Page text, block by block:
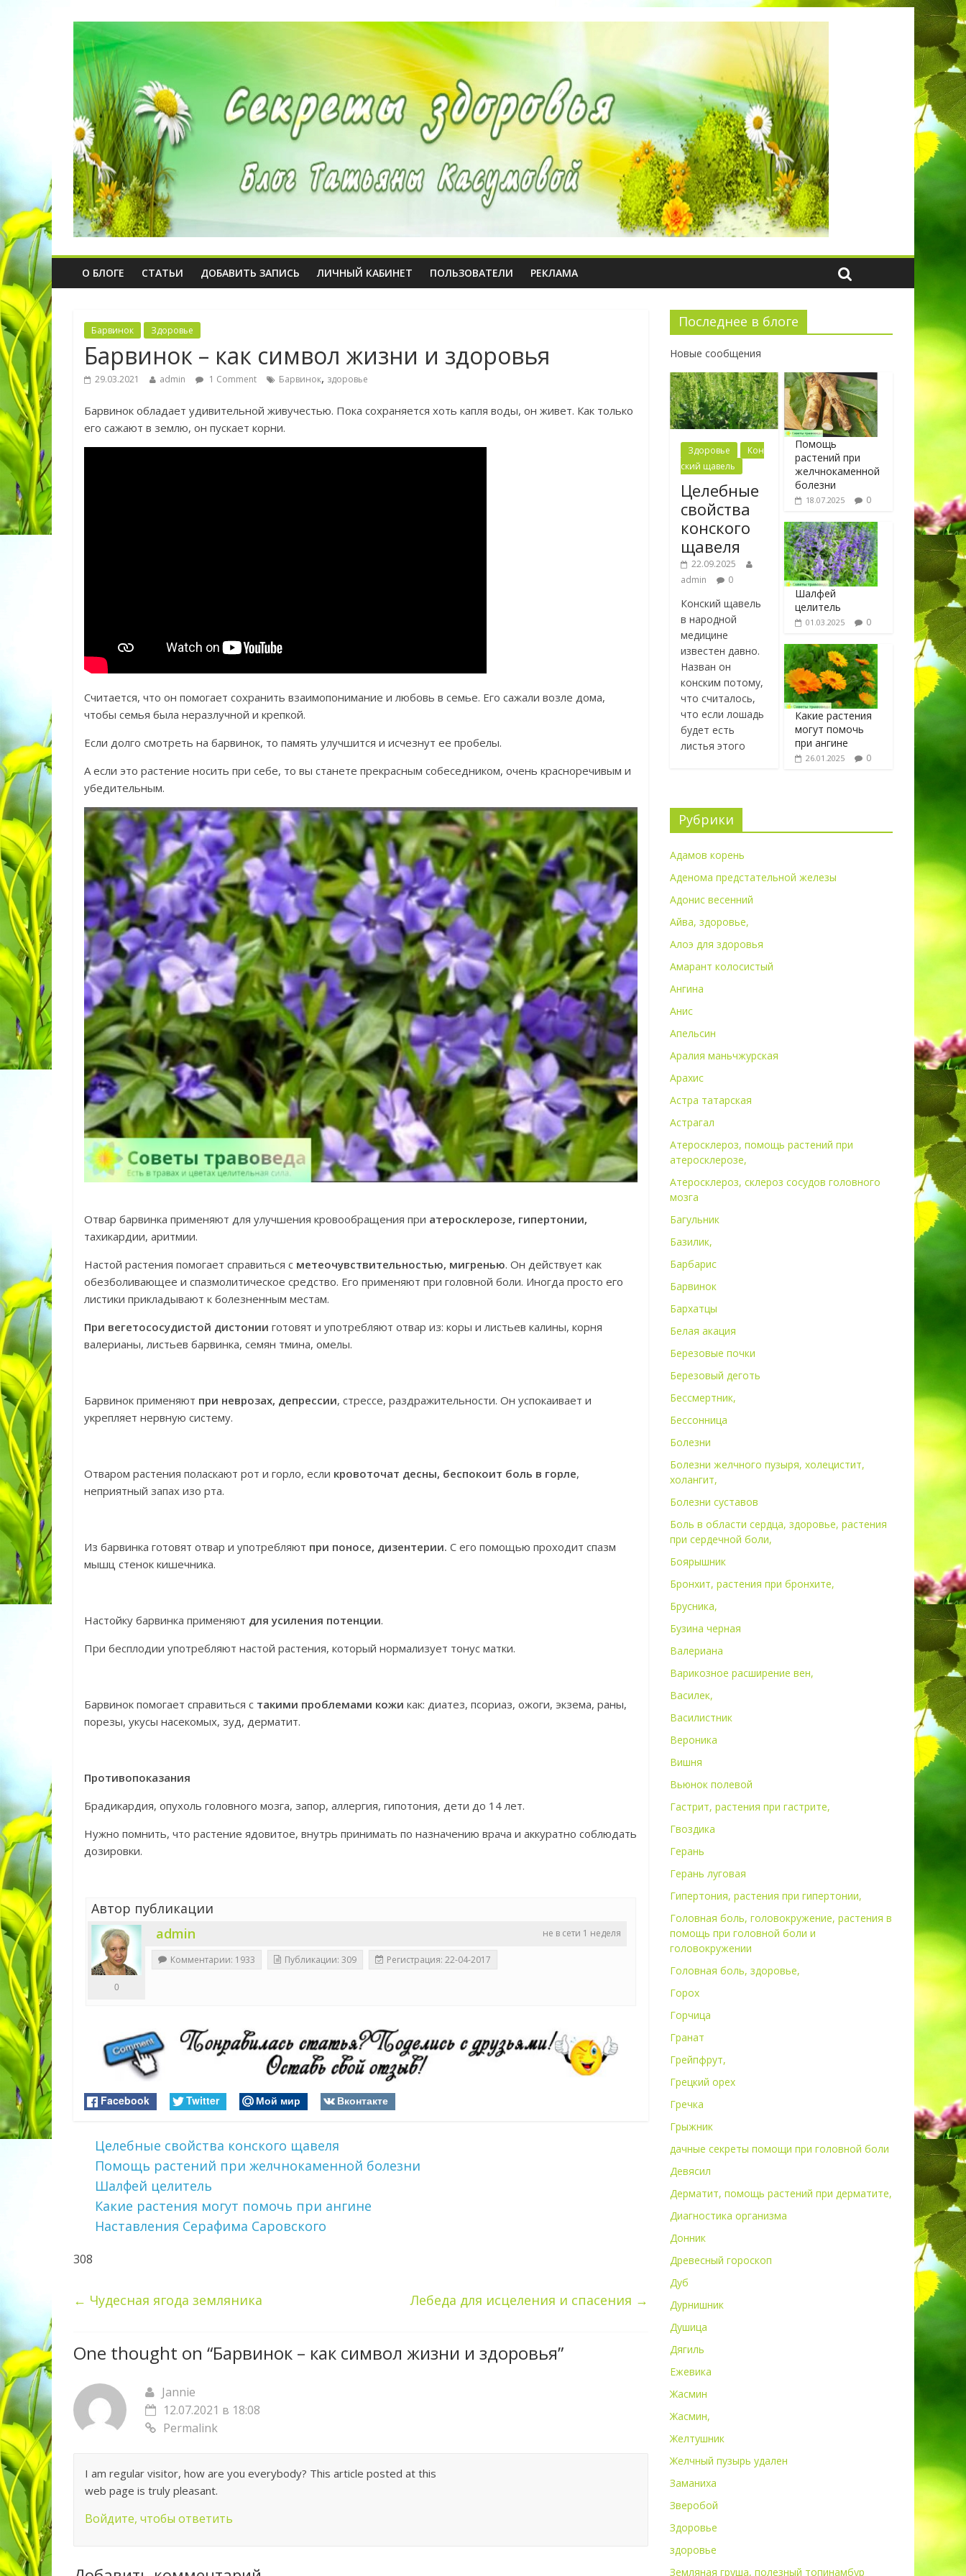
О БЛОГЕ СТАТЬИ ДОБАВИТЬ ЗАПИСЬ ЛИЧНЫЙ КАБИНЕТ ПОЛЬЗОВАТЕЛИ РЕКЛАМА
Барвинок Здоровье
Барвинок – как символ жизни и здоровья
29.03.2021 admin 1 Comment Барвинок, здоровье
Барвинок обладает удивительной живучестью. Пока сохраняется хоть капля воды, он живет. Как только
его сажают в землю, он пускает корни.
Считается, что он помогает сохранить взаимопонимание и любовь в семье. Его сажали возле дома,
чтобы семья была неразлучной и крепкой.
Если долго смотреть на барвинок, то память улучшится и исчезнут ее пробелы.
А если это растение носить при себе, то вы станете прекрасным собеседником, очень красноречивым и
убедительным.
Отвар барвинка применяют для улучшения кровообращения при атеросклерозе, гипертонии,
тахикардии, аритмии.
Настой растения помогает справиться с метеочувствительностью, мигренью. Он действует как
обезболивающее и спазмолитическое средство. Его применяют при головной боли. Иногда просто его
листики прикладывают к болезненным местам.
При вегетососудистой дистонии готовят и употребляют отвар из: коры и листьев калины, корня
валерианы, листьев барвинка, семян тмина, омелы.
Барвинок применяют при неврозах, депрессии, стрессе, раздражительности. Он успокаивает и
укрепляет нервную систему.
Отваром растения поласкают рот и горло, если кровоточат десны, беспокоит боль в горле,
неприятный запах изо рта.
Из барвинка готовят отвар и употребляют при поносе, дизентерии. С его помощью проходит спазм
мышц стенок кишечника.
Настойку барвинка применяют для усиления потенции.
При бесплодии употребляют настой растения, который нормализует тонус матки.
Барвинок помогает справиться с такими проблемами кожи как: диатез, псориаз, ожоги, экзема, раны,
порезы, укусы насекомых, зуд, дерматит.
Противопоказания
Брадикардия, опухоль головного мозга, запор, аллергия, гипотония, дети до 14 лет.
Нужно помнить, что растение ядовитое, внутрь принимать по назначению врача и аккуратно соблюдать
дозировки.
Автор публикации
не в сети 1 неделя
admin
0
Комментарии: 1933 Публикации: 309 Регистрация: 22-04-2017
Facebook Twitter Мой мир Вконтакте
Целебные свойства конского щавеля
Помощь растений при желчнокаменной болезни
Шалфей целитель
Какие растения могут помочь при ангине
Наставления Серафима Саровского
308
← Чудесная ягода земляника Лебеда для исцеления и спасения →
One thought on “Барвинок – как символ жизни и здоровья”
Jannie
12.07.2021 в 18:08
Permalink
I am regular visitor, how are you everybody? This article posted at this
web page is truly pleasant.
Войдите, чтобы ответить
Последнее в блоге
Новые сообщения
Здоровье
Кон
ский щавель
Целебные
свойства
конского
щавеля
22.09.2025
admin
0
Конский щавель
в народной
медицине
известен давно.
Назван он
конским потому,
что считалось,
что если лошадь
будет есть
листья этого
Помощь
растений при
желчнокаменной
болезни
18.07.2025 0
Шалфей
целитель
01.03.2025 0
Какие растения
могут помочь
при ангине
26.01.2025 0
Рубрики
Адамов корень
Аденома предстательной железы
Адонис весенний
Айва, здоровье,
Алоэ для здоровья
Амарант колосистый
Ангина
Анис
Апельсин
Аралия маньчжурская
Арахис
Астра татарская
Астрагал
Атеросклероз, помощь растений при
атеросклерозе,
Атеросклероз, склероз сосудов головного
мозга
Багульник
Базилик,
Барбарис
Барвинок
Бархатцы
Белая акация
Березовые почки
Березовый деготь
Бессмертник,
Бессонница
Болезни
Болезни желчного пузыря, холецистит,
холангит,
Болезни суставов
Боль в области сердца, здоровье, растения
при сердечной боли,
Боярышник
Бронхит, растения при бронхите,
Брусника,
Бузина черная
Валериана
Варикозное расширение вен,
Василек,
Василистник
Вероника
Вишня
Вьюнок полевой
Гастрит, растения при гастрите,
Гвоздика
Герань
Герань луговая
Гипертония, растения при гипертонии,
Головная боль, головокружение, растения в
помощь при головной боли и
головокружении
Головная боль, здоровье,
Горох
Горчица
Гранат
Грейпфрут,
Грецкий орех
Гречка
Грыжник
дачные секреты помощи при головной боли
Девясил
Дерматит, помощь растений при дерматите,
Диагностика организма
Донник
Древесный гороскоп
Дуб
Дурнишник
Душица
Дягиль
Ежевика
Жасмин
Жасмин,
Желтушник
Желчный пузырь удален
Заманиха
Зверобой
Здоровье
здоровье
Земляная груша, полезный топинамбур